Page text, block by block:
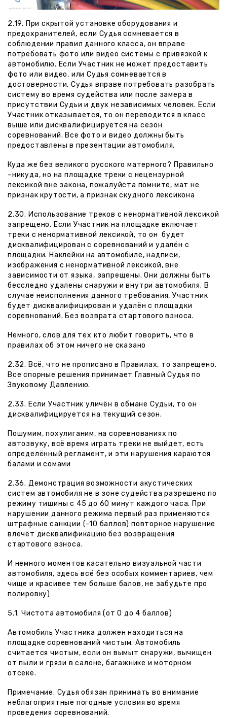
2.19. При скрытой установке оборудования и
предохранителей, если Судья сомневается в
соблюдении правил данного класса, он вправе
потребовать фото или видео системы с привязкой к
автомобилю. Если Участник не может предоставить
фото или видео, или Судья сомневается в
достоверности, Судья вправе потребовать разобрать
систему во время судейства или после замера в
присутствии Судьи и двух независимых человек. Если
Участник отказывается, то он переводится в класс
выше или дисквалифицируется на сезон
соревнований. Все фото и видео должны быть
предоставлены в презентации автомобиля.
Куда же без великого русского матерного? Правильно
–никуда, но на площадке треки с нецензурной
лексикой вне закона, пожалуйста помните, мат не
признак крутости, а признак скудного лексикона
2.30. Использование треков с ненормативной лексикой
запрещено. Если Участник на площадке включает
треки с ненормативной лексикой, то он будет
дисквалифицирован с соревнований и удалён с
площадки. Наклейки на автомобиле, надписи,
изображения с ненормативной лексикой, вне
зависимости от языка, запрещены. Они должны быть
бесследно удалены снаружи и внутри автомобиля. В
случае неисполнения данного требования, Участник
будет дисквалифицирован и удалён с площадки
соревнований. Без возврата стартового взноса.
Немного, слов для тех кто любит говорить, что в
правилах об этом ничего не сказано
2.32. Всё, что не прописано в Правилах, то запрещено.
Все спорные решения принимает Главный Судья по
Звуковому Давлению.
2.33. Если Участник уличён в обмане Судьи, то он
дисквалифицируется на текущий сезон.
Пошумим, похулиганим, на соревнованиях по
автозвуку, всё время играть треки не выйдет, есть
определённый регламент, и эти нарушения караются
балами и сомами
2.36. Демонстрация возможности акустических
систем автомобиля не в зоне судейства разрешено по
режиму тишины с 45 до 60 минут каждого часа. При
нарушении данного режима первый раз применяются
штрафные санкции (-10 баллов) повторное нарушение
влечёт дисквалификацию без возвращения
стартового взноса.
И немного моментов касательно визуальной части
автомобиля, здесь всё без особых комментариев, чем
чище и красивее тем больше балов, не забудьте про
полировку)
5.1. Чистота автомобиля (от 0 до 4 баллов)
Автомобиль Участника должен находиться на
площадке соревнований чистым. Автомобиль
считается чистым, если он вымыт снаружи, вычищен
от пыли и грязи в салоне, багажнике и моторном
отсеке.
Примечание. Судья обязан принимать во внимание
неблагоприятные погодные условия во время
проведения соревнований.